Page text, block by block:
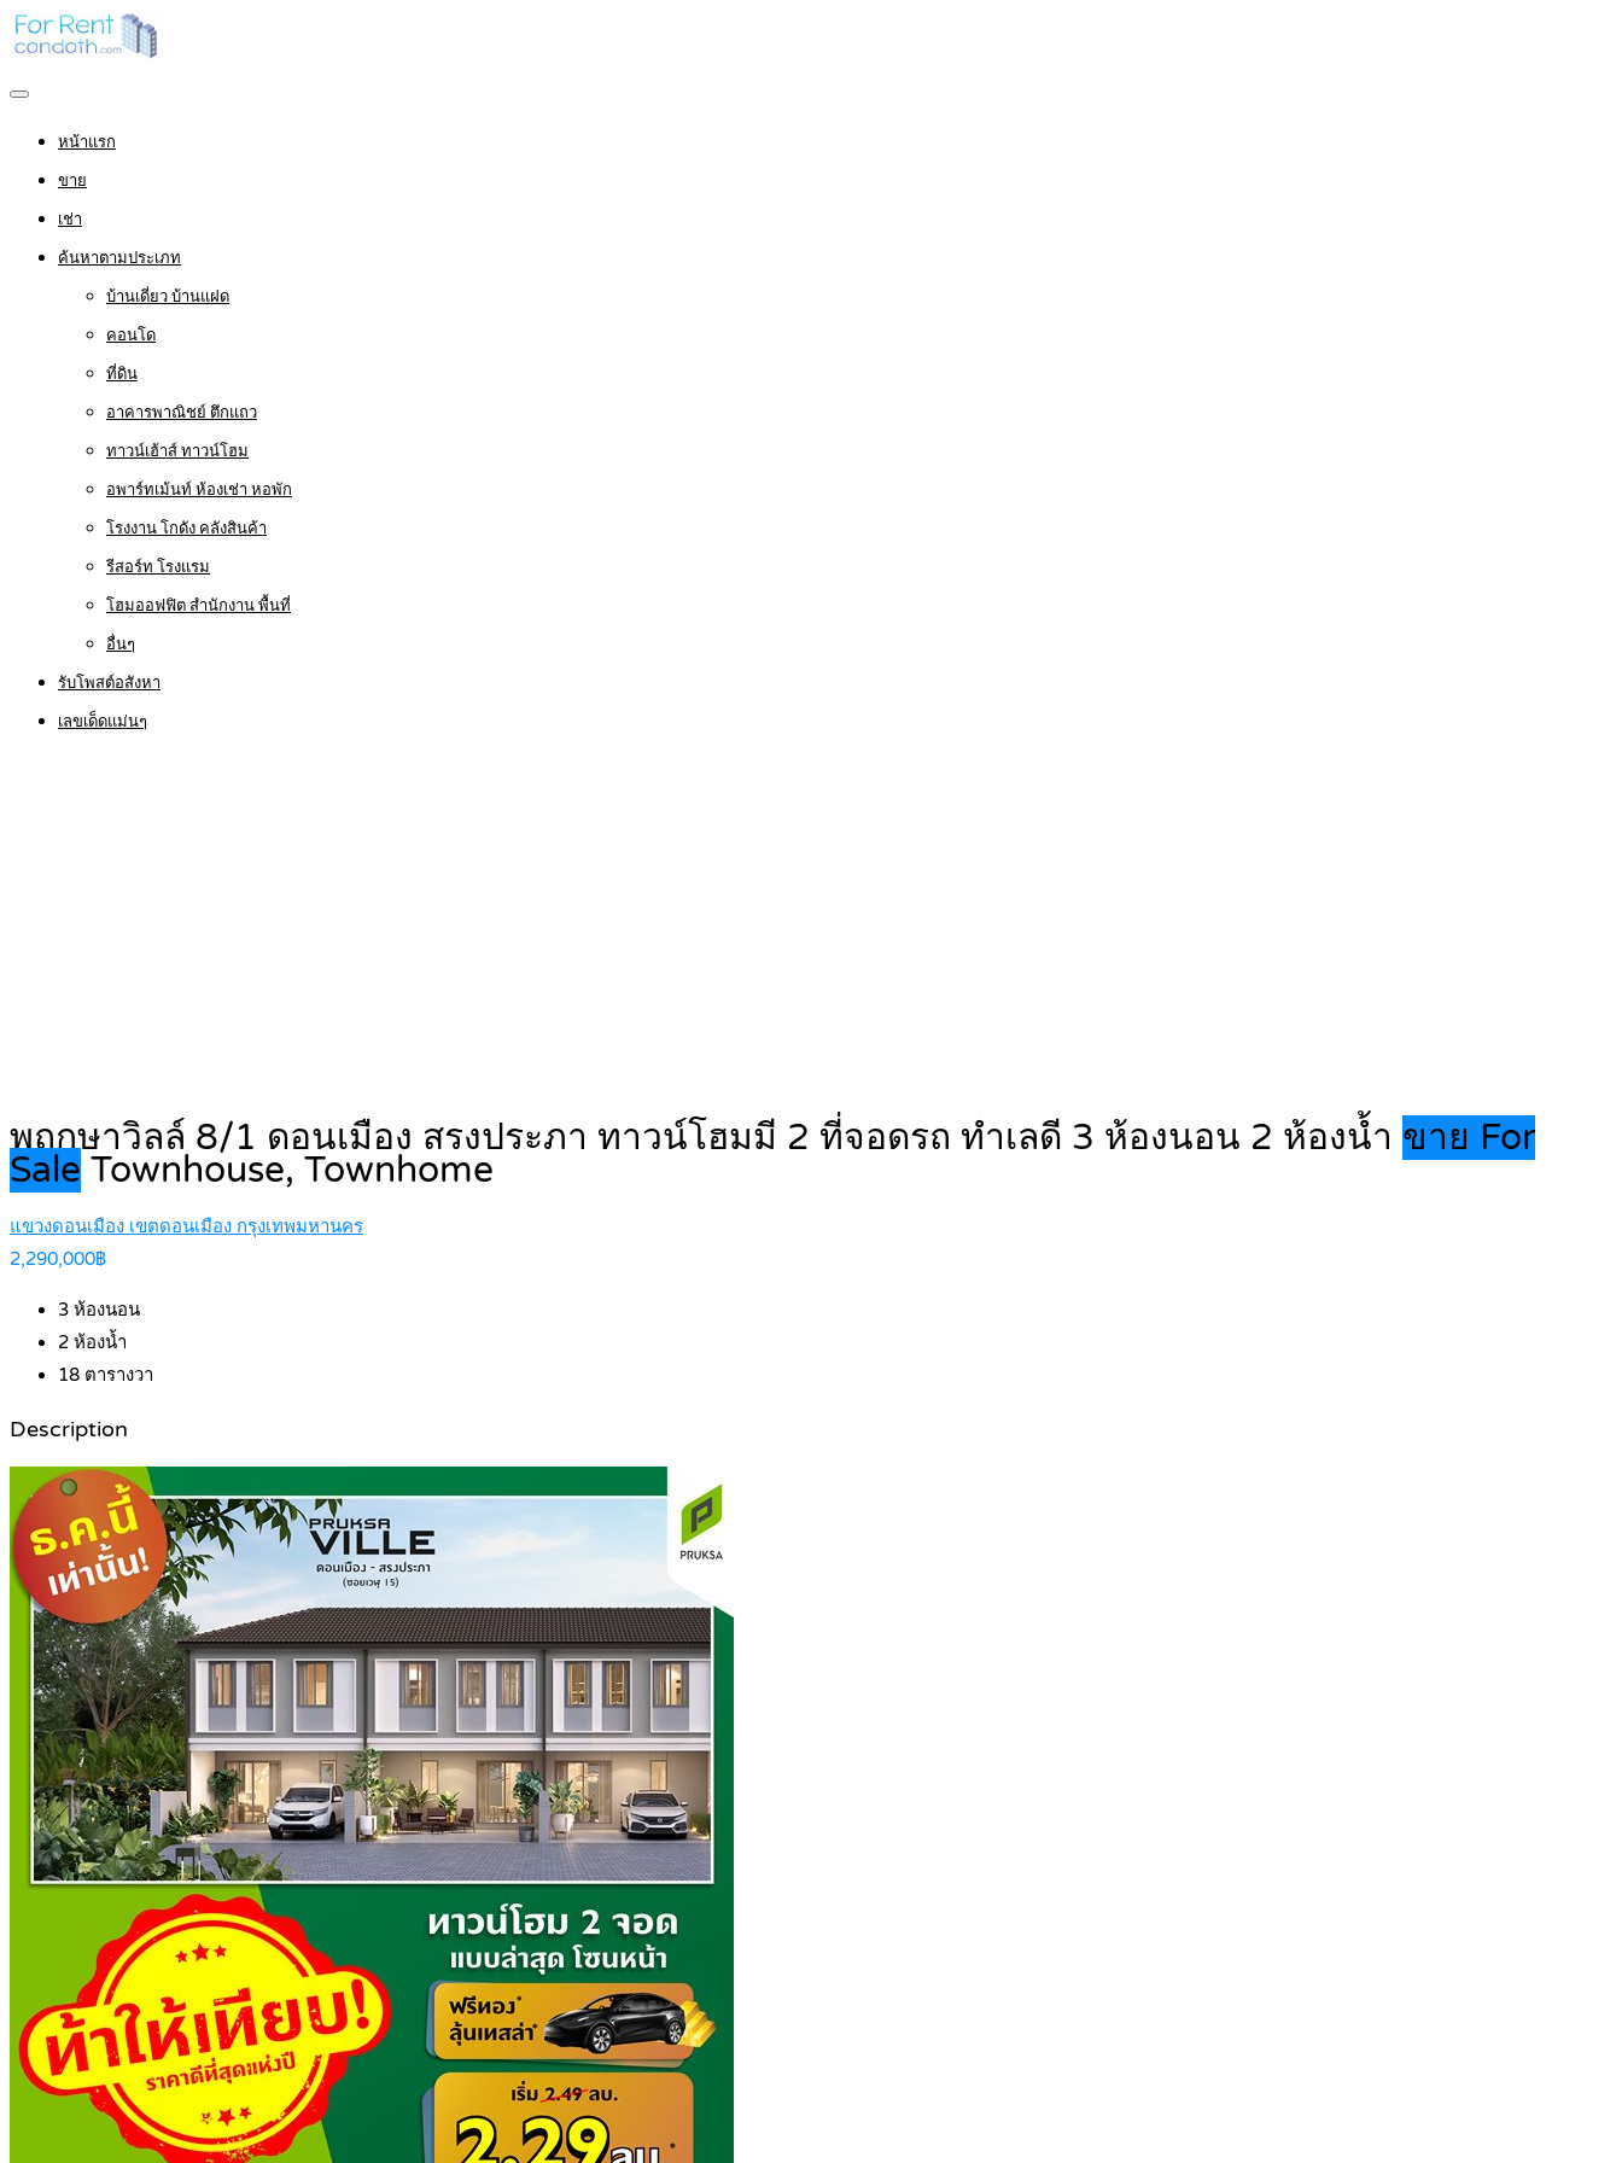
หน้าแรก
ขาย
เช่า
ค้นหาตามประเภท
บ้านเดี่ยว บ้านแฝด
คอนโด
ที่ดิน
อาคารพาณิชย์ ตึกแถว
ทาวน์เฮ้าส์ ทาวน์โฮม
อพาร์ทเม้นท์ ห้องเช่า หอพัก
โรงงาน โกดัง คลังสินค้า
รีสอร์ท โรงแรม
โฮมออฟฟิต สำนักงาน พื้นที่
อื่นๆ
รับโพสต์อสังหา
เลขเด็ดแม่นๆ
พฤกษาวิลล์ 8/1 ดอนเมือง สรงประภา ทาวน์โฮมมี 2 ที่จอดรถ ทำเลดี 3 ห้องนอน 2 ห้องน้ำ ขาย For
Sale Townhouse, Townhome
แขวงดอนเมือง เขตดอนเมือง กรุงเทพมหานคร
2,290,000฿
3 ห้องนอน
2 ห้องน้ำ
18 ตารางวา
Description